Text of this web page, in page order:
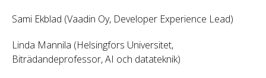
Sami Ekblad (Vaadin Oy, Developer Experience Lead)
Linda Mannila (Helsingfors Universitet,
Biträdandeprofessor, AI och datateknik)